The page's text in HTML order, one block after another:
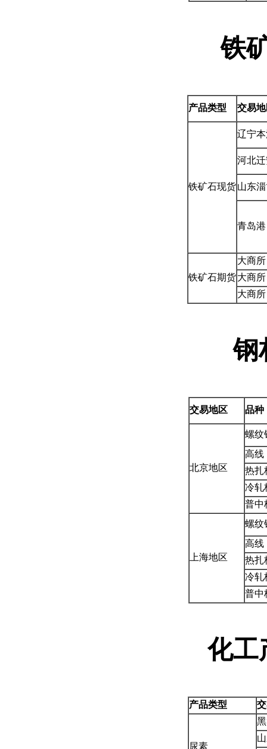
铁
产品类型 交易
铁矿石现货
辽宁
河北
山东
青岛港
铁矿石期货
大商所
大商所
大商所
钢
交易地区 品种
北京地区
螺纹
高线
热扎
冷轧
普中
上海地区
螺纹
高线
热扎
冷轧
普中
化工
产品类型
尿素